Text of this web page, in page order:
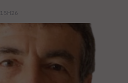
15H26